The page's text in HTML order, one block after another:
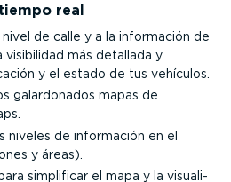
real
nivel de calle y a la información de
más detallada y
y el estado de tus vehículos.
galar­do­nados mapas de
niveles de información en el
y áreas).
simplificar el mapa y la visua­li­